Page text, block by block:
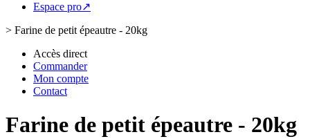
Espace pro↗
> Farine de petit épeautre - 20kg
Accès direct
Commander
Mon compte
Contact
Farine de petit épeautre - 20kg